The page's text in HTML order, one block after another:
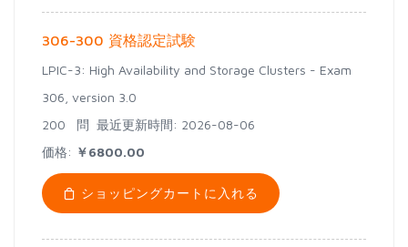
306-300 資格認定試験
LPIC-3: High Availability and Storage Clusters - Exam
306, version 3.0
200 問 最近更新時間: 2026-08-06
価格: ￥6800.00
ショッピングカートに入れる